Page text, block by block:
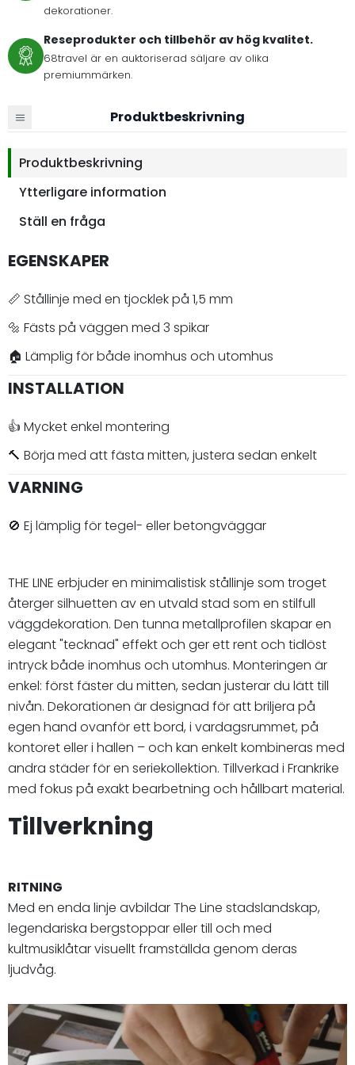
dekorationer.
Reseprodukter och tillbehör av hög kvalitet.
68travel är en auktoriserad säljare av olika
premiummärken.
Produktbeskrivning
Produktbeskrivning
Ytterligare information
Ställ en fråga
EGENSKAPER
📏 Stållinje med en tjocklek på 1,5 mm
🔩 Fästs på väggen med 3 spikar
🏠 Lämplig för både inomhus och utomhus
INSTALLATION
👍 Mycket enkel montering
🔨 Börja med att fästa mitten, justera sedan enkelt
VARNING
🚫 Ej lämplig för tegel- eller betongväggar
THE LINE erbjuder en minimalistisk stållinje som troget
återger silhuetten av en utvald stad som en stilfull
väggdekoration. Den tunna metallprofilen skapar en
elegant "tecknad" effekt och ger ett rent och tidlöst
intryck både inomhus och utomhus. Monteringen är
enkel: först fäster du mitten, sedan justerar du lätt till
nivån. Dekorationen är designad för att briljera på
egen hand ovanför ett bord, i vardagsrummet, på
kontoret eller i hallen – och kan enkelt kombineras med
andra städer för en seriekollektion. Tillverkad i Frankrike
med fokus på exakt bearbetning och hållbart material.
Tillverkning
RITNING
Med en enda linje avbildar The Line stadslandskap,
legendariska bergstoppar eller till och med
kultmusiklåtar visuellt framställda genom deras
ljudvåg.